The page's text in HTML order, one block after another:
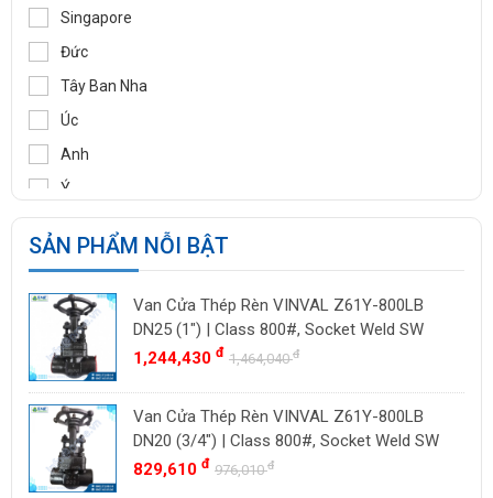
TOZEN
PEKOS
VINVAL
AZBIL
BROADY
OCV
SIRCA
BESA
BAODI
TLV
ZENNER
DOUGLAS
LESER
VENN
Singapore
Đức
Tây Ban Nha
Úc
Anh
Ý
Pháp
Ấn Độ
Indonesia
Malaysia
Đài Loan
Việt Nam
Thụy Sĩ
Ba Lan
SẢN PHẨM NỖI BẬT
Van Cửa Thép Rèn VINVAL Z61Y-800LB
DN25 (1") | Class 800#, Socket Weld SW
1,244,430 đ 1,464,040đ
Van Cửa Thép Rèn VINVAL Z61Y-800LB
DN20 (3/4") | Class 800#, Socket Weld SW
829,610 đ 976,010đ